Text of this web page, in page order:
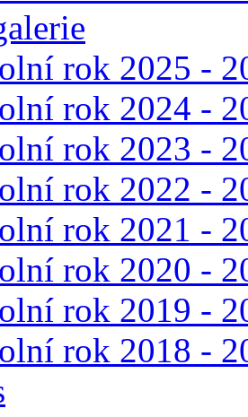
rok 2025 -
rok 2024 -
rok 2023 -
rok 2022 -
rok 2021 -
rok 2020 -
rok 2019 -
rok 2018 -